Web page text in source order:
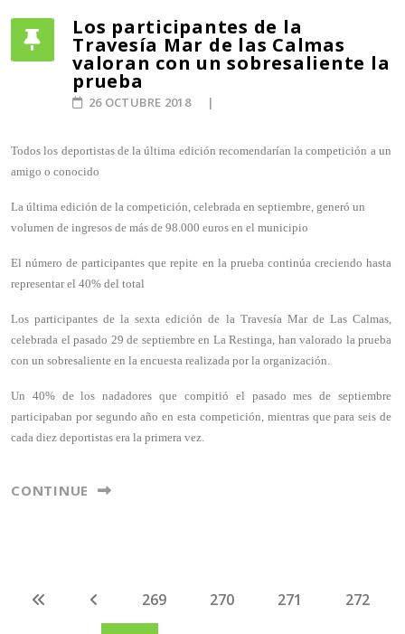
Los participantes de la
Travesía Mar de las Calmas
valoran con un sobresaliente la
prueba
26 OCTUBRE 2018
Todos los deportistas de la última edición recomendarían la competición a un
amigo o conocido
La última edición de la competición, celebrada en septiembre, generó un
volumen de ingresos de más de 98.000 euros en el municipio
El número de participantes que repite en la prueba continúa creciendo hasta
representar el 40% del total
Los participantes de la sexta edición de la Travesía Mar de Las Calmas,
celebrada el pasado 29 de septiembre en La Restinga, han valorado la prueba
con un sobresaliente en la encuesta realizada por la organización.
Un 40% de los nadadores que compitió el pasado mes de septiembre
participaban por segundo año en esta competición, mientras que para seis de
cada diez deportistas era la primera vez.
CONTINUE
269 270 271 272